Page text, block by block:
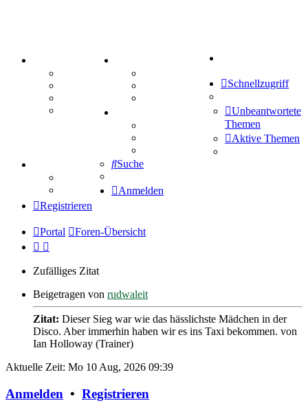
Mastodon
Treffenübersicht
Zitatesammlung
Schiffe versenken
Tipprunde
Comunio
Schnellzugriff
Unbeantwortete
Themen
Aktive Themen
Suche
Anmelden
Registrieren
Portal Foren-Übersicht
Zufälliges Zitat
Beigetragen von rudwaleit
Zitat: Dieser Sieg war wie das hässlichste Mädchen in der
Disco. Aber immerhin haben wir es ins Taxi bekommen. von
Ian Holloway (Trainer)
Aktuelle Zeit: Mo 10 Aug, 2026 09:39
Anmelden • Registrieren